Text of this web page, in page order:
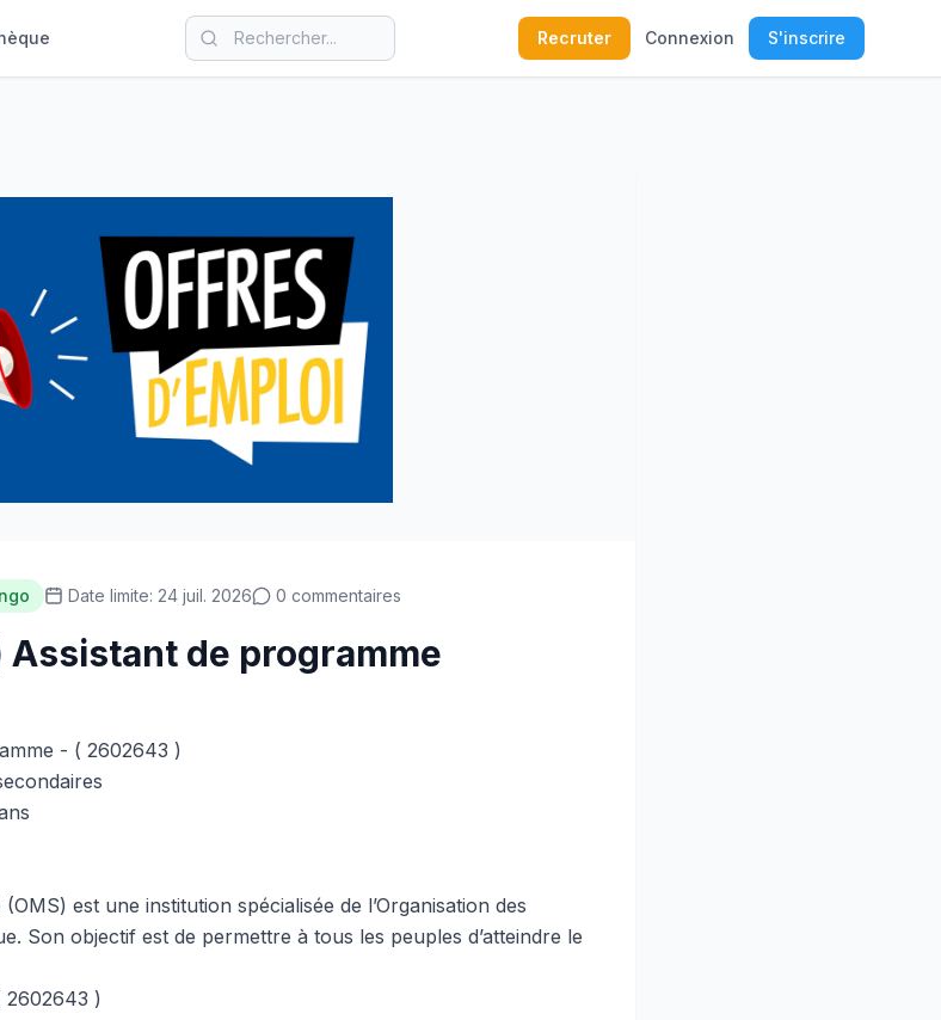
Recruter Connexion S'inscrire
Date limite: 24 juil. 2026 0 commentaires
Assistant de programme
- ( 2602643 )
est une institution spécialisée de l’Organisation des
Son objectif est de permettre à tous les peuples d’atteindre le
2602643 )